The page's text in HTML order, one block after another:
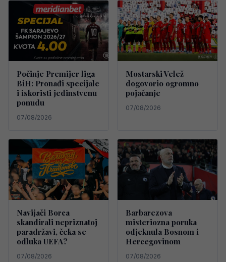
Počinje Premijer liga
BiH: Pronađi specijale
i iskoristi jedinstvenu
ponudu
07/08/2026
Mostarski Velež
dogovorio ogromno
pojačanje
07/08/2026
Navijači Borca
skandirali nepriznatoj
paradržavi, čeka se
odluka UEFA?
07/08/2026
Barbarezova
misteriozna poruka
odjeknula Bosnom i
Hercegovinom
07/08/2026